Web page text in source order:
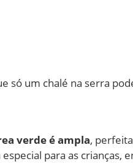
só um chalé na serra
verde é ampla,
para as crianças,